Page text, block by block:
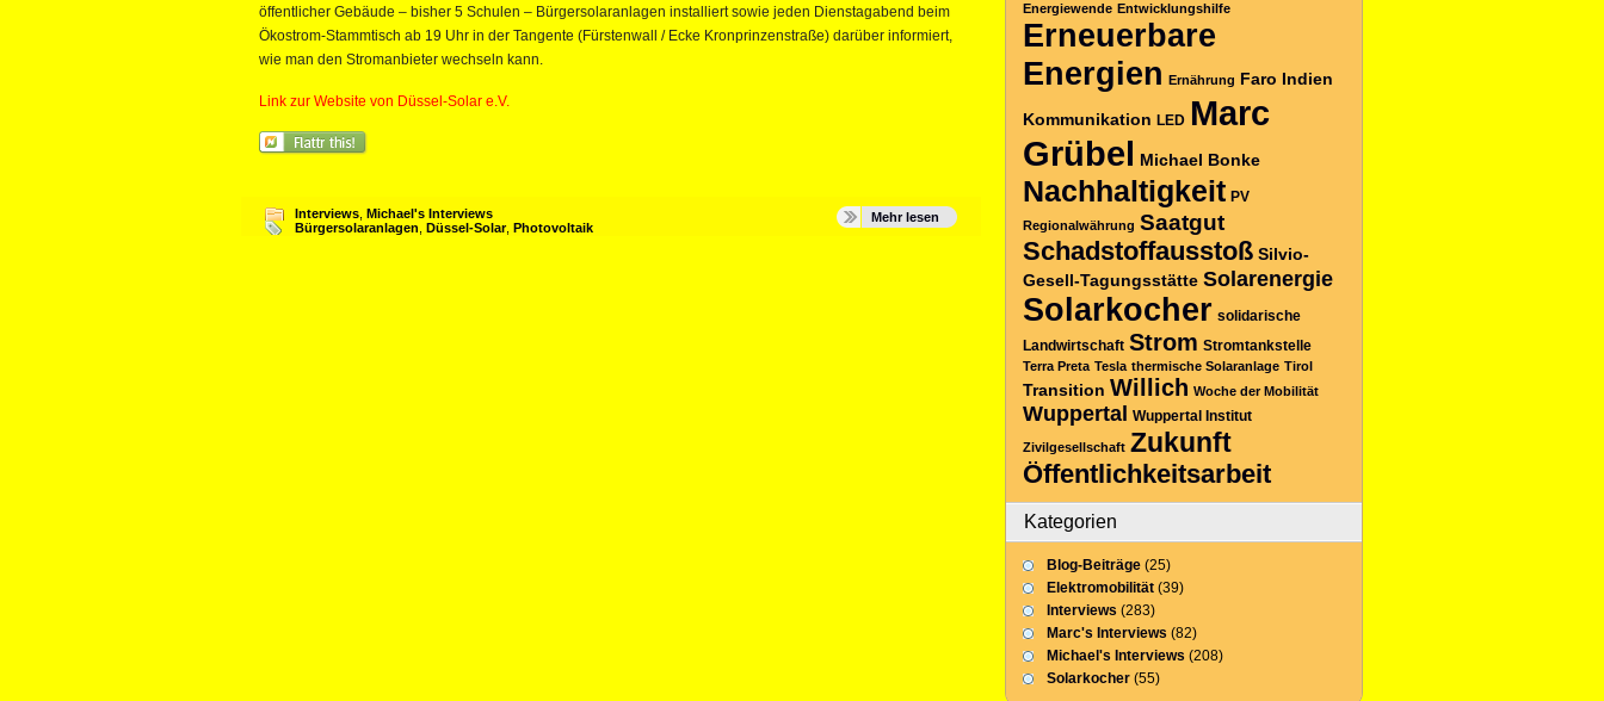
öffentlicher Gebäude – bisher 5 Schulen – Bürgersolaranlagen installiert sowie jeden Dienstagabend beim
Ökostrom-Stammtisch ab 19 Uhr in der Tangente (Fürstenwall / Ecke Kronprinzenstraße) darüber informiert,
wie man den Stromanbieter wechseln kann.
Link zur Website von Düssel-Solar e.V.
Interviews Michael's Interviews
Bürgersolaranlagen Düssel-Solar, Photovoltaik
Mehr lesen
Energiewende Entwicklungshilfe
Erneuerbare
Energien Ernährung Faro Indien
Kommunikation LED Marc
Grübel Michael Bonke
Nachhaltigkeit PV
Regionalwährung Saatgut
Schadstoffausstoß Silvio-
Gesell-Tagungsstätte Solarenergie
Solarkocher solidarische
Landwirtschaft Strom Stromtankstelle
Terra Preta Tesla thermische Solaranlage Tirol
Transition Willich Woche der Mobilität
Wuppertal Wuppertal Institut
Zivilgesellschaft Zukunft
Öffentlichkeitsarbeit
Kategorien
Blog-Beiträge (25)
Elektromobilität (39)
Interviews (283)
Marc's Interviews (82)
Michael's Interviews (208)
Solarkocher (55)